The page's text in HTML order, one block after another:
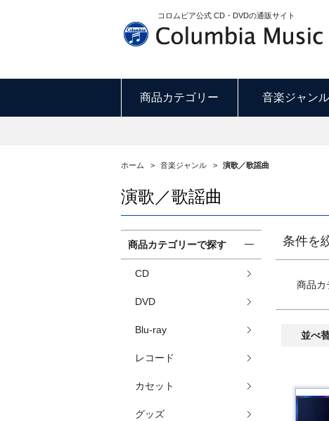
コロムビア公式 CD・DVDの通販サイト
商品カテゴリー 音楽ジャンル
ホーム > 音楽ジャンル > 演歌／歌謡曲
演歌／歌謡曲
条件を
商品カ
並べ
商品カテゴリーで探す
CD
DVD
Blu-ray
レコード
カセット
グッズ